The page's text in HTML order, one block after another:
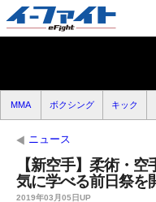
MMA ボクシング キック
ニュース
【新空手】柔術・
気に学べる前日祭を
2019年03月05日UP